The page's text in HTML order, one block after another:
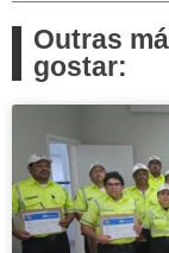
Outras
gostar: